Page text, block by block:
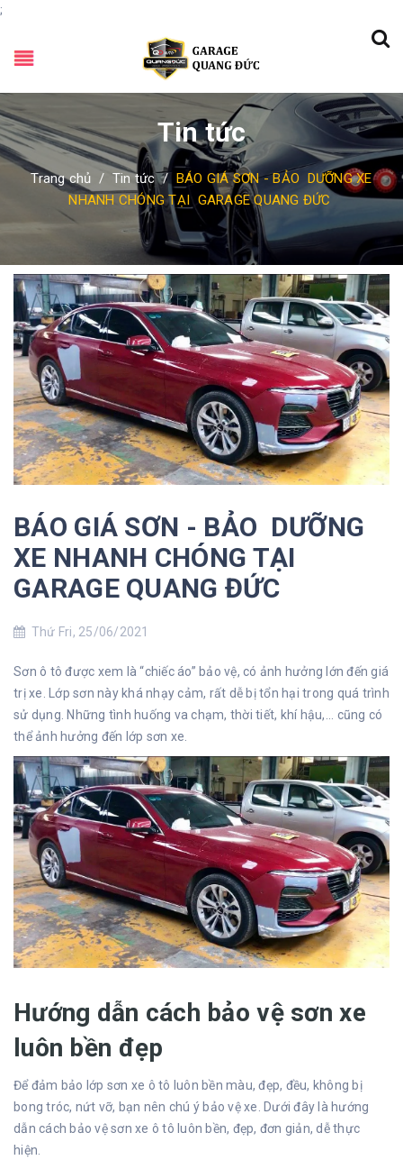
;
Tin tức
Trang chủ / Tin tức / BÁO‌ ‌GIÁ‌ ‌SƠN‌ ‌-‌ ‌BẢO‌ ‌ DƯỠNG‌ ‌XE‌
‌NHANH‌ ‌CHÓNG‌ ‌TẠI‌ ‌ GARAGE‌ ‌QUANG‌ ‌ĐỨC‌ ‌
BÁO‌ ‌GIÁ‌ ‌SƠN‌ ‌-‌ ‌BẢO‌ ‌ DƯỠNG‌
‌XE‌ ‌NHANH‌ ‌CHÓNG‌ ‌TẠI‌ ‌
GARAGE‌ ‌QUANG‌ ‌ĐỨC‌ ‌
Thứ Fri, 25/06/2021
Sơn ô tô được xem là “chiếc áo” bảo vệ, có ảnh hưởng lớn đến giá
trị xe. Lớp sơn này khá nhạy cảm, rất dễ bị tổn hại trong quá trình
sử dụng. Những tình huống va chạm, thời tiết, khí hậu,... cũng có
thể ảnh hưởng đến lớp sơn xe.
Hướng dẫn cách bảo vệ sơn xe
luôn bền đẹp
Để đảm bảo lớp sơn xe ô tô luôn bền màu, đẹp, đều, không bị
bong tróc, nứt vỡ, bạn nên chú ý bảo vệ xe. Dưới đây là hướng
dẫn cách bảo vệ sơn xe ô tô luôn bền, đẹp, đơn giản, dễ thực
hiện.